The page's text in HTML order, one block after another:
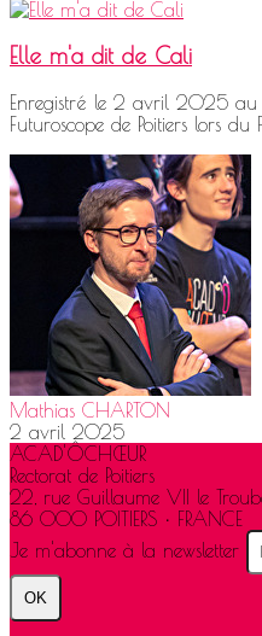
Elle m'a dit de Cali
Enregistré le 2 avril 2025 au
Futuroscope de Poitiers lors du
Mathias CHARTON
2 avril 2025
ACAD'ÔCHŒUR
Rectorat de Poitiers
22, rue Guillaume VII le
86 000 POITIERS • FRANCE
Je m'abonne à la newsletter
OK